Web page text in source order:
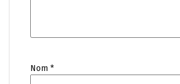
Nom *